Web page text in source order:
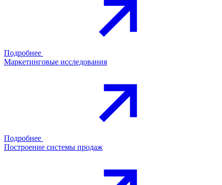
Подробнее
Маркетинговые исследования
Подробнее
Построение системы продаж